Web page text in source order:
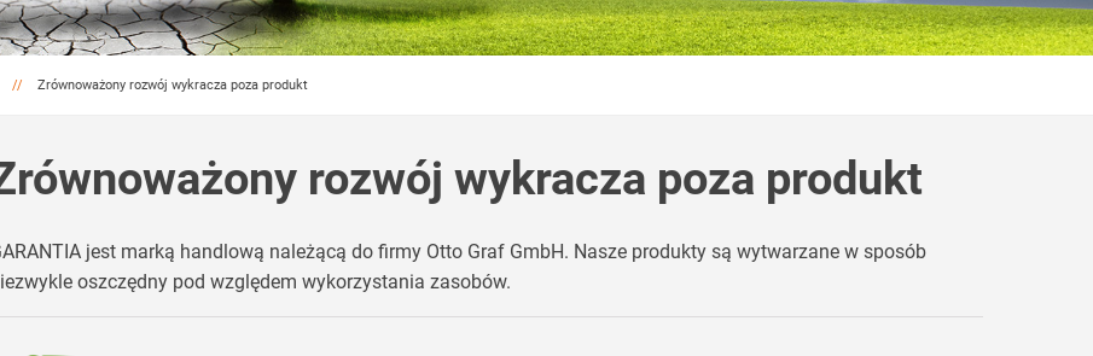
Zrównoważony rozwój wykracza poza produkt
rozwój wykracza poza produkt
jest marką handlową należącą do firmy Otto Graf GmbH. Nasze produkty są wytwarzane w sposób
oszczędny pod względem wykorzystania zasobów.